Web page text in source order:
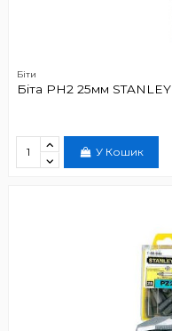
Біти
Біта PH2 25мм STANLEY
У Кошик